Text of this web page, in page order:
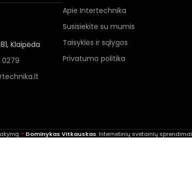
Klaipėda
0279
Apie Intertechnika
Susisiekite su mumis
Taisyklės ir sąlygos
Privatumo politika
- Dominykas Vitkauskas. Internetinių svetainių sprendimai